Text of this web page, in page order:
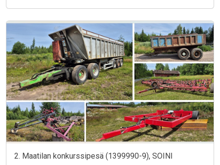
2. Maatilan konkurssipesä (1399990-9), SOINI